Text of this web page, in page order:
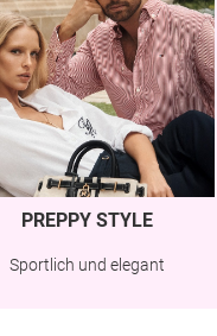
PREPPY STYLE
Sportlich und elegant